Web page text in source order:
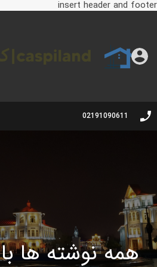
insert header and footer
02191090611
همه نوشته ها